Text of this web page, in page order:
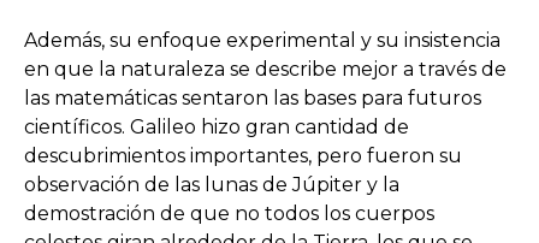
Además, su enfoque experimental y su insistencia
en que la naturaleza se describe mejor a través de
las matemáticas sentaron las bases para futuros
científicos. Galileo hizo gran cantidad de
descubrimientos importantes, pero fueron su
observación de las lunas de Júpiter y la
demostración de que no todos los cuerpos